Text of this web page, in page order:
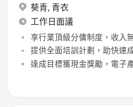
葵青, 青衣
工作日面議
享行業頂級分傭制度，收入
提供全面培訓計劃，助快速
達成目標獲現金獎勵，電子